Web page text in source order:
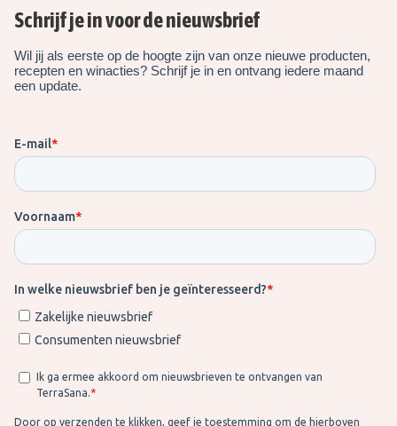
Schrijf je in voor de nieuwsbrief